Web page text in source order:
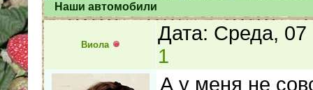
Наши автомобили
Виола
Дата: Среда,
1
А у меня не